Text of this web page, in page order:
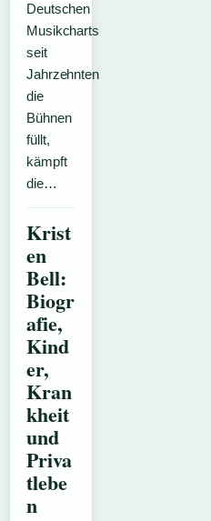
Deutschen
Musikcharts
seit
Jahrzehnten
die
Bühnen
füllt,
kämpft
die…
Krist
en
Bell:
Biogr
afie,
Kind
er,
Kran
kheit
und
Priva
tlebe
n